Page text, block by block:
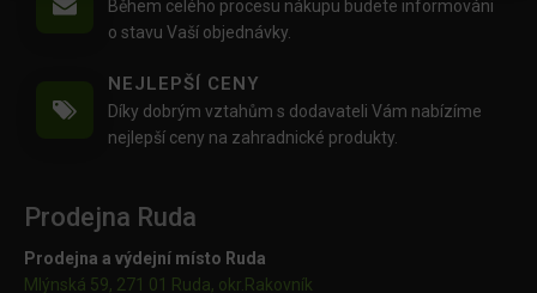
Během celého procesu nákupu budete informováni
o stavu Vaší objednávky.
NEJLEPŠÍ CENY
Díky dobrým vztahům s dodavateli Vám nabízíme
nejlepší ceny na zahradnické produkty.
Prodejna Ruda
Prodejna a výdejní místo Ruda
Mlýnská 59, 271 01 Ruda, okr.Rakovník